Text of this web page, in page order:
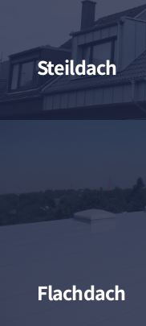
Steildach
Flachdach